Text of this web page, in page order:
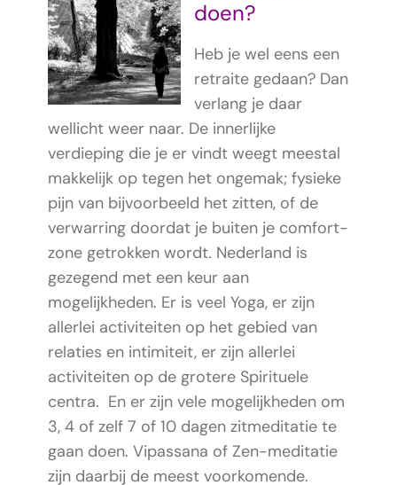
doen?
Heb je wel eens een
retraite gedaan? Dan
verlang je daar
wellicht weer naar. De innerlijke
verdieping die je er vindt weegt meestal
makkelijk op tegen het ongemak; fysieke
pijn van bijvoorbeeld het zitten, of de
verwarring doordat je buiten je comfort-
zone getrokken wordt. Nederland is
gezegend met een keur aan
mogelijkheden. Er is veel Yoga, er zijn
allerlei activiteiten op het gebied van
relaties en intimiteit, er zijn allerlei
activiteiten op de grotere Spirituele
centra. En er zijn vele mogelijkheden om
3, 4 of zelf 7 of 10 dagen zitmeditatie te
gaan doen. Vipassana of Zen-meditatie
zijn daarbij de meest voorkomende.